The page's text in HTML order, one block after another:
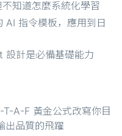
知道怎麼系統化學習
AI 指令模板，應用到日
設計是必備基礎能力
T-A-F 黃金公式改寫你目
出品質的飛躍